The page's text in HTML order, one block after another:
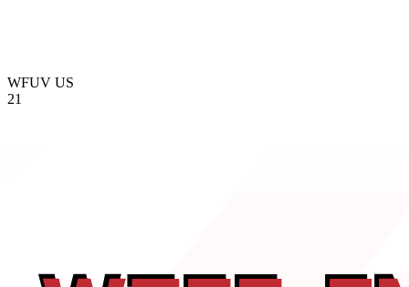
WFUV US
21